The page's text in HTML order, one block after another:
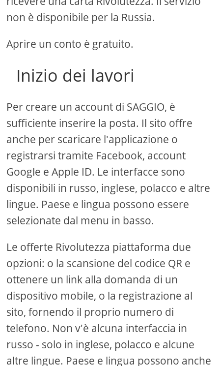
non è disponibile per la Russia.
Aprire un conto è gratuito.
Inizio dei lavori
Per creare un account di SAGGIO, è
sufficiente inserire la posta. Il sito offre
anche per scaricare l'applicazione o
registrarsi tramite Facebook, account
Google e Apple ID. Le interfacce sono
disponibili in russo, inglese, polacco e altre
lingue. Paese e lingua possono essere
selezionate dal menu in basso.
Le offerte Rivolutezza piattaforma due
opzioni: o la scansione del codice QR e
ottenere un link alla domanda di un
dispositivo mobile, o la registrazione al
sito, fornendo il proprio numero di
telefono. Non v'è alcuna interfaccia in
russo - solo in inglese, polacco e alcune
altre lingue. Paese e lingua possono anche